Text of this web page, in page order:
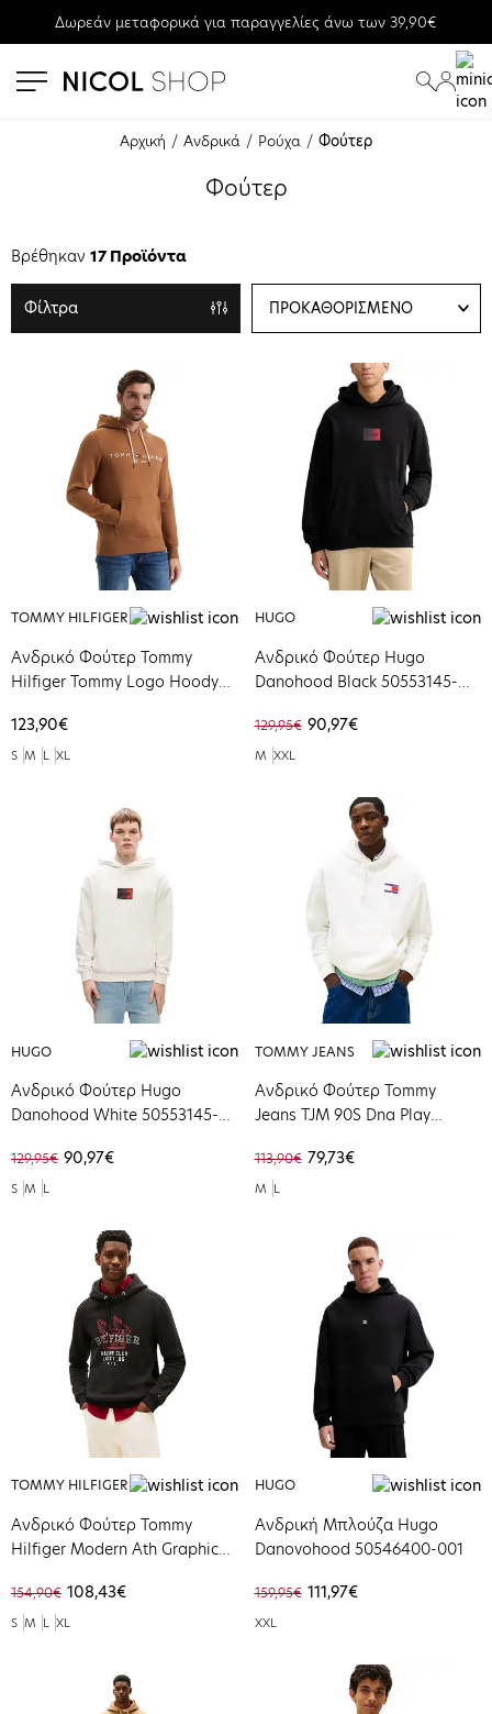
Δωρεάν μεταφορικά για παραγγελίες άνω των 39,90€
Αρχική Ανδρικά Ρούχα Φούτερ
Φούτερ
Βρέθηκαν 17 Προϊόντα
Φίλτρα
TOMMY HILFIGER
Ανδρικό Φούτερ Tommy
Hilfiger Tommy Logo Hoody
MW0MW11599-GVH
123,90€
S M L XL
HUGO
Ανδρικό Φούτερ Hugo
Danohood Black 50553145-
129,95€ 90,97€
M XXL
HUGO
Ανδρικό Φούτερ Hugo
Danohood White 50553145-
129,95€ 90,97€
S M L
TOMMY JEANS
Ανδρικό Φούτερ Tommy
Jeans TJM 90S Dna Play
YBL
113,90€ 79,73€
M L
TOMMY HILFIGER
Ανδρικό Φούτερ Tommy
Hilfiger Modern Ath Graphic
BDS
154,90€ 108,43€
S M L XL
HUGO
Ανδρική Μπλούζα Hugo
Danovohood 50546400-001
159,95€ 111,97€
XXL